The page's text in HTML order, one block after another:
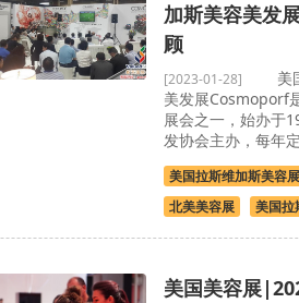
加斯美容美发
顾
[2023-01-28]
美国
美发展Cosmoporf
展会之一，始办于
发协会主办，每年
美国拉斯维加斯美容展
北美美容展
美国拉
美国美容展